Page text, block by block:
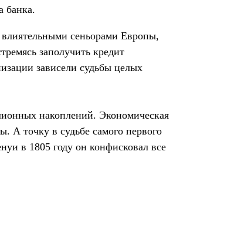
банка.
сеньорами Европы,
заполучить кредит
зависели судьбы целых
накоплений. Экономическая
А точку в судьбе самого первого
в 1805 году он конфисковал все